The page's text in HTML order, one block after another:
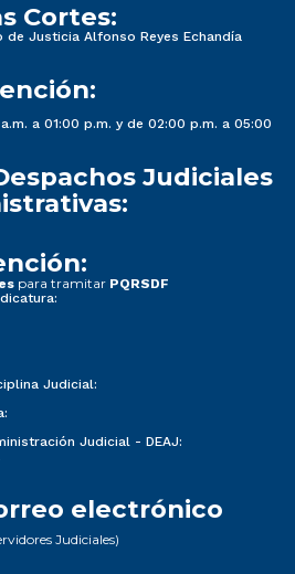
Cortes:
de Justicia Alfonso Reyes Echandía
a 01:00 p.m. y de 02:00 p.m. a 05:00
Judiciales
para tramitar PQRSDF
Judicial:
Judicial - DEAJ:
electrónico
Judiciales)